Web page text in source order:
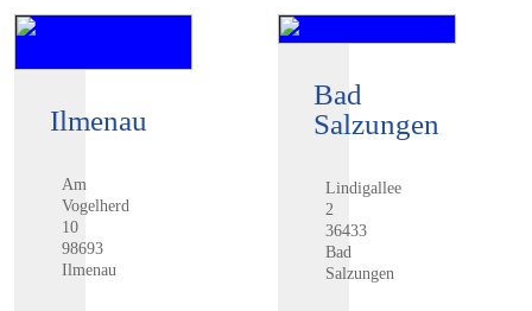
Ilmenau
Am
Vogelherd
10
98693
Ilmenau
Bad
Salzungen
Lindigallee
2
36433
Bad
Salzungen